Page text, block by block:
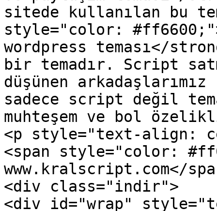
sitede kullanılan bu
style="color:
wordpress teması</
bir temadır. Script
düşünen
sadece script değil
muhteşem ve bol
<p style="text-align:
<span style="color:
www.kralscript.com</
<div class="indir">
<div id="wrap"